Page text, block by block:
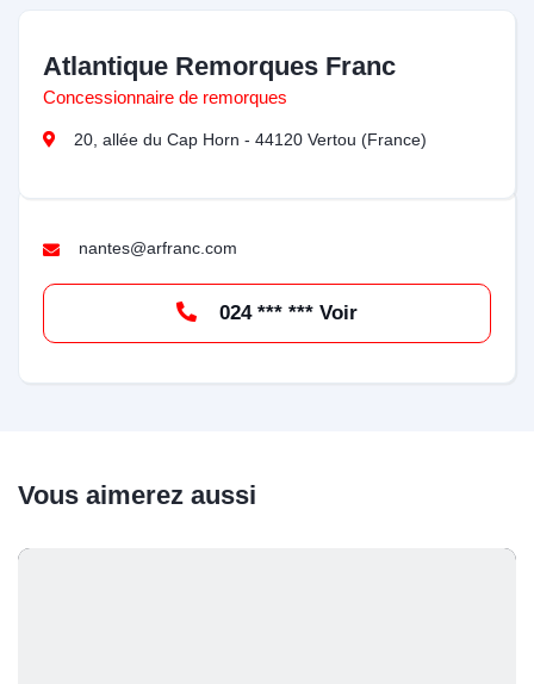
Atlantique Remorques Franc
Concessionnaire de remorques
20, allée du Cap Horn - 44120 Vertou (France)
nantes@arfranc.com
024 *** *** Voir
Vous aimerez aussi